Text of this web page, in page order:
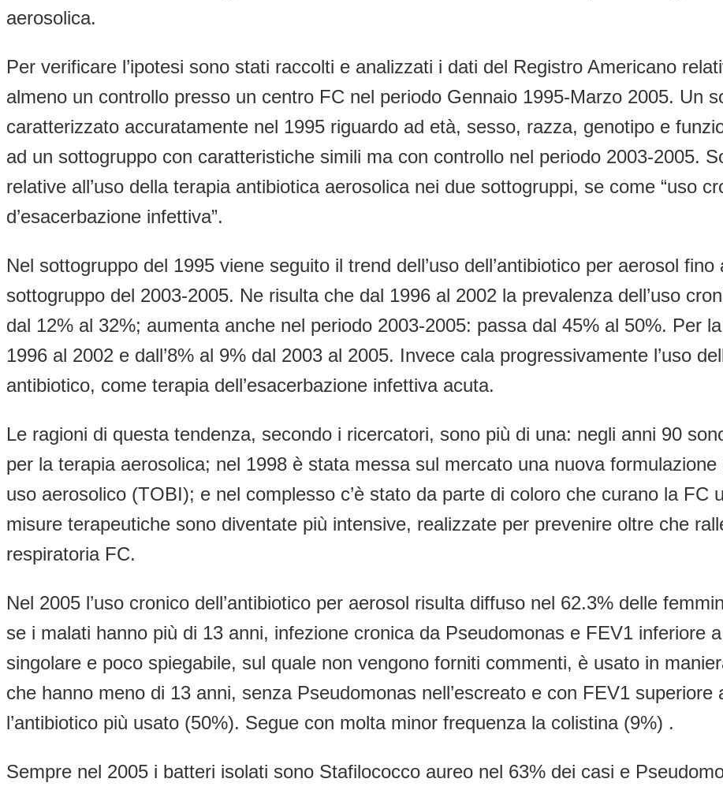
aerosolica.
Per verificare l’ipotesi sono stati raccolti e analizzati i dati del Registro Americano
almeno un controllo presso un centro FC nel periodo Gennaio 1995-Marzo 2005. Un
caratterizzato accuratamente nel 1995 riguardo ad età, sesso, razza, genotipo e
ad un sottogruppo con caratteristiche simili ma con controllo nel periodo 2003-2005.
relative all’uso della terapia antibiotica aerosolica nei due sottogruppi, se come “uso
d’esacerbazione infettiva”.
Nel sottogruppo del 1995 viene seguito il trend dell’uso dell’antibiotico per aerosol
sottogruppo del 2003-2005. Ne risulta che dal 1996 al 2002 la prevalenza dell’uso
dal 12% al 32%; aumenta anche nel periodo 2003-2005: passa dal 45% al 50%. Per
1996 al 2002 e dall’8% al 9% dal 2003 al 2005. Invece cala progressivamente l’uso
antibiotico, come terapia dell’esacerbazione infettiva acuta.
Le ragioni di questa tendenza, secondo i ricercatori, sono più di una: negli anni 90
per la terapia aerosolica; nel 1998 è stata messa sul mercato una nuova
uso aerosolico (TOBI); e nel complesso c’è stato da parte di coloro che curano la FC
misure terapeutiche sono diventate più intensive, realizzate per prevenire oltre che
respiratoria FC.
Nel 2005 l’uso cronico dell’antibiotico per aerosol risulta diffuso nel 62.3% delle
se i malati hanno più di 13 anni, infezione cronica da Pseudomonas e FEV1 inferiore
singolare e poco spiegabile, sul quale non vengono forniti commenti, è usato in
che hanno meno di 13 anni, senza Pseudomonas nell’escreato e con FEV1
l’antibiotico più usato (50%). Segue con molta minor frequenza la colistina (9%) .
Sempre nel 2005 i batteri isolati sono Stafilococco aureo nel 63% dei casi e